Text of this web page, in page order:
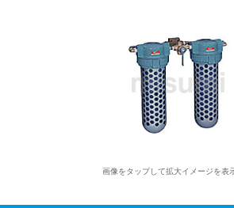
画像をタップして拡大イメージを表